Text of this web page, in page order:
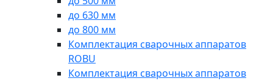
до 630 мм
до 800 мм
Комплектация сварочных аппаратов
ROBU
Комплектация сварочных аппаратов